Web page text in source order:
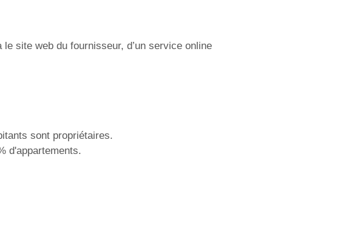
site web du fournisseur, d’un service online
sont propriétaires.
d'appartements.